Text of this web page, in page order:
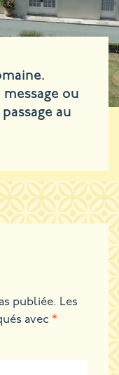
ou
au
publiée. Les
avec *